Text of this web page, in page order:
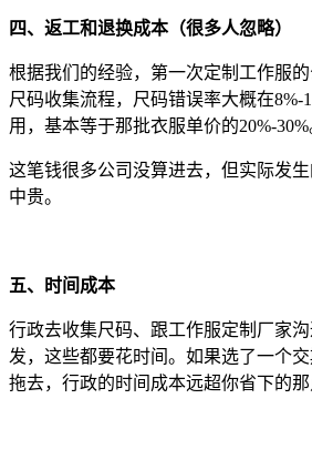
四、返工和退换成本（很多人忽略）
根据我们的经验，第一次定制工作服
尺码收集流程，尺码错误率大概在8%-
用，基本等于那批衣服单价的20%-30%
这笔钱很多公司没算进去，但实际发
中贵。
五、时间成本
行政去收集尺码、跟工作服定制厂家
发，这些都要花时间。如果选了一个
拖去，行政的时间成本远超你省下的那